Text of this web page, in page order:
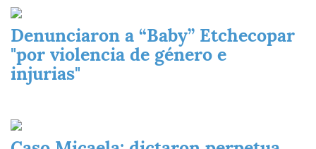
Imagen
Denunciaron a “Baby” Etchecopar
"por violencia de género e
injurias"
Imagen